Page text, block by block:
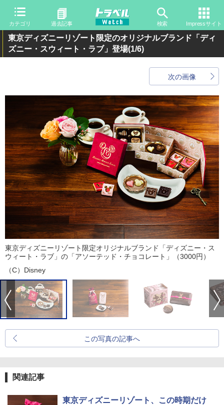
カテゴリ 過去記事 検索 Impressサイト
東京ディズニーリゾート限定のオリジナルブランド「ディ
ズニー・スウィート・ラブ」登場(1/6)
次の画像
東京ディズニーリゾート限定オリジナルブランド「ディズニー・ス
ウィート・ラブ」の「アソーテッド・チョコレート」（3000円）
（C）Disney
この写真の記事へ
関連記事
東京ディズニーリゾート、この時期だけ